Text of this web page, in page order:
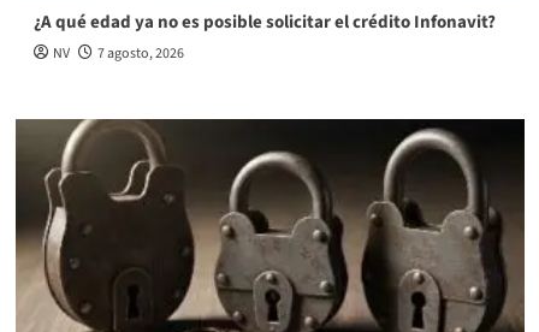
¿A qué edad ya no es posible solicitar el crédito Infonavit?
NV 7 agosto, 2026